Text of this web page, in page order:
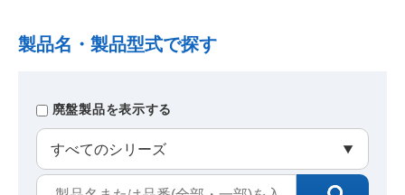
製品名・製品型式で探す
廃盤製品を表示する